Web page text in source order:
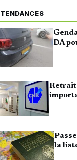
TENDANCES
DA
la